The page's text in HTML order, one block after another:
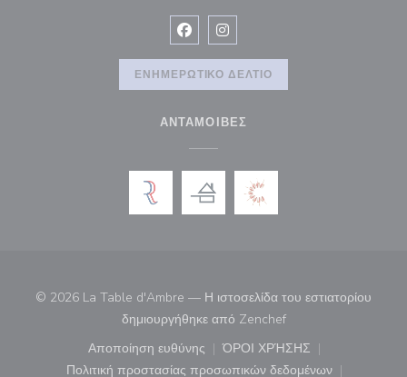
Facebook ((ανοίγει σε νέο
Instagram ((ανοίγει σε νέο
ΕΝΗΜΕΡΩΤΙΚΌ ΔΕΛΤΊΟ
ΑΝΤΑΜΟΙΒΈΣ
© 2026 La Table d'Ambre — Η ιστοσελίδα του εστιατορίου
δημιουργήθηκε από Zenchef((ανοίγει σε νέο
Αποποίηση ευθύνης
((ανοίγει σε νέο παράθυρο))
ΌΡΟΙ ΧΡΉΣΗΣ
((ανοίγει σε νέο
Πολιτική προστασίας προσωπικών δεδομένων